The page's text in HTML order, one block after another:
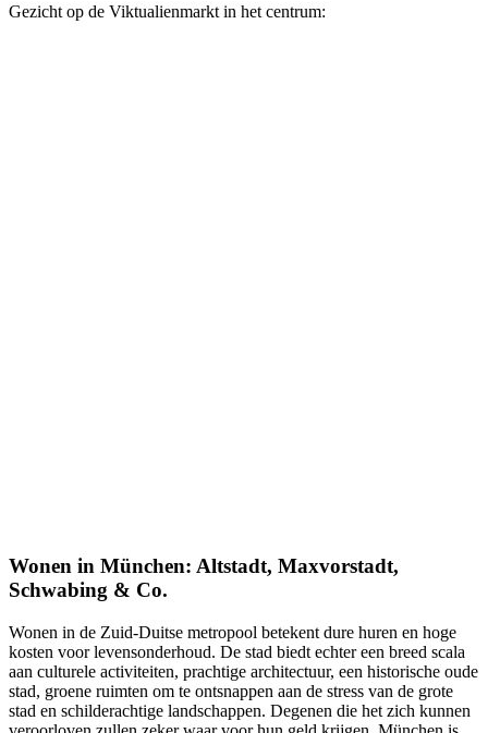
Gezicht op de Viktualienmarkt in het centrum:
Wonen in München: Altstadt, Maxvorstadt,
Schwabing & Co.
Wonen in de Zuid-Duitse metropool betekent dure huren en hoge
kosten voor levensonderhoud. De stad biedt echter een breed scala
aan culturele activiteiten, prachtige architectuur, een historische oude
stad, groene ruimten om te ontsnappen aan de stress van de grote
stad en schilderachtige landschappen. Degenen die het zich kunnen